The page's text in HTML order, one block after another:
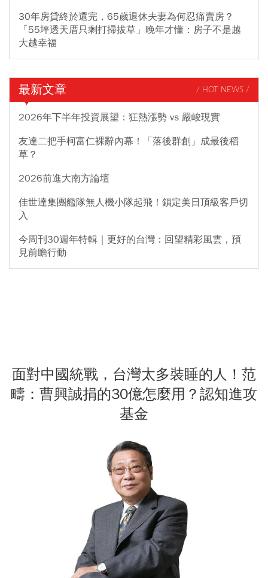
30年房貸終於還完，65歲退休夫妻為何忍痛賣房？
「55坪透天厝只剩打掃拔草」晚年才懂：房子不是越
大越幸福
最新文章 / HOT NEWS /
2026年下半年投資展望：狂熱漲勢 vs 嚴峻現實
友達二把手柯富仁裸辭內幕！「落後群創」成最後稻
草？
2026前進大南方論壇
佳世達集團艦隊無人機小隊起飛！鎖定美日頂級客戶切
入
今周刊30週年特輯｜更好的台灣：回望精彩風雲，預
見前瞻行動
面對中國統戰，台灣太多裝睡的人！范
疇：曹興誠捐的30億怎麼用？認知進攻
基金